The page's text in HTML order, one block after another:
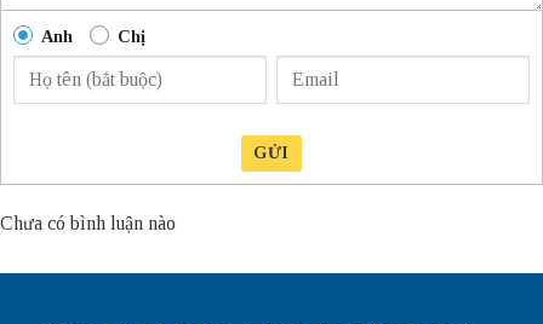
Anh Chị
GỬI
Chưa có bình luận nào